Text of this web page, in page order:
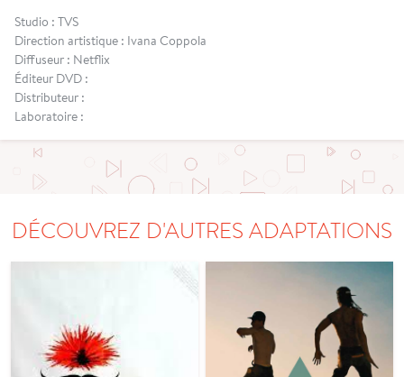
Studio : TVS
Direction artistique : Ivana Coppola
Diffuseur : Netflix
Éditeur DVD :
Distributeur :
Laboratoire :
DÉCOUVREZ D'AUTRES ADAPTATIONS